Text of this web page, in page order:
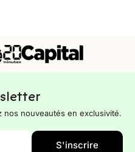
nouveautés en exclusivité.
S'inscrire